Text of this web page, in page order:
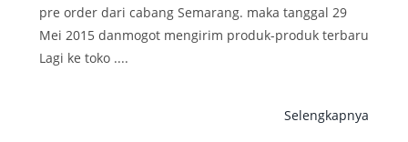
pre order dari cabang Semarang. maka tanggal 29
Mei 2015 danmogot mengirim produk-produk terbaru
Lagi ke toko ....
Selengkapnya